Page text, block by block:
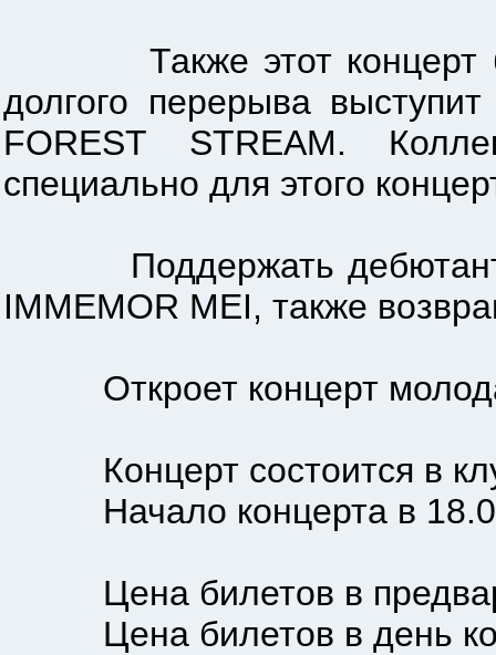
Также этот концерт
долгого перерыва
FOREST STREAM.
специально для этого
Поддержать дебютантов
IMMEMOR MEI, также
Откроет концерт
Концерт состоится в
Начало концерта в
Цена билетов в
Цена билетов в день